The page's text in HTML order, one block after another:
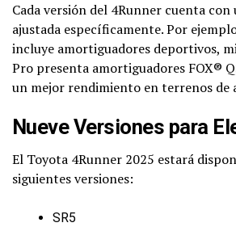
Cada versión del 4Runner cuenta con
ajustada específicamente. Por
incluye amortiguadores deportivos,
Pro presenta amortiguadores FOX®
un mejor rendimiento en terrenos de
Nueve Versiones para
El Toyota 4Runner 2025 estará
siguientes versiones:
SR5